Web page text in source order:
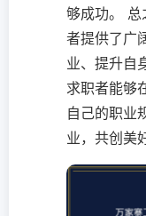
够成功。 总
者提供了广
业、提升自
求职者能够
自己的职业
业，共创美